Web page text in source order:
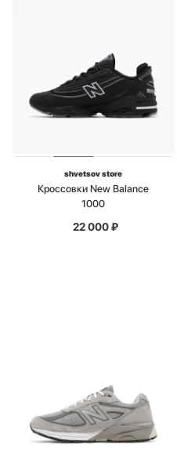
shvetsov store
Кроссовки New Balance
1000
22 000₽